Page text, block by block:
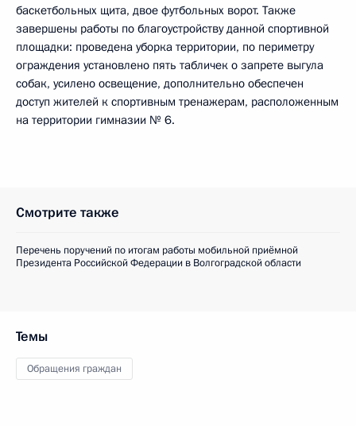
баскетбольных щита, двое футбольных ворот. Также
завершены работы по благоустройству данной спортивной
площадки: проведена уборка территории, по периметру
ограждения установлено пять табличек о запрете выгула
собак, усилено освещение, дополнительно обеспечен
доступ жителей к спортивным тренажерам, расположенным
на территории гимназии № 6.
Смотрите также
Перечень поручений по итогам работы мобильной приёмной
Президента Российской Федерации в Волгоградской области
Темы
Обращения граждан